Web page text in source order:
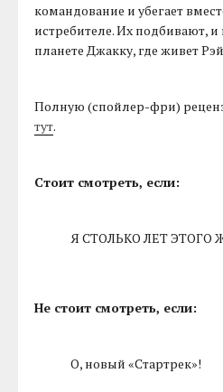
командование и убегает
истребителе. Их подбивают, и
планете Джакку, где живет
Полную (спойлер-фри)
тут.
Стоит смотреть, если:
Я СТОЛЬКО ЛЕТ ЭТОГО
Не стоит смотреть, если:
О, новый «Стартрек»!